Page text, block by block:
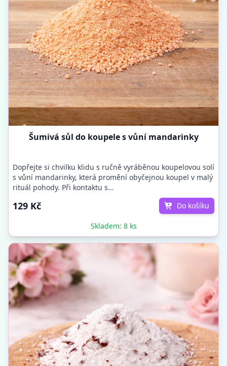
Šumivá sůl do koupele s vůní mandarinky
Dopřejte si chvilku klidu s ručně vyráběnou koupelovou solí
s vůní mandarinky, která promění obyčejnou koupel v malý
rituál pohody. Při kontaktu s...
129 Kč Do košíku
Skladem: 8 ks